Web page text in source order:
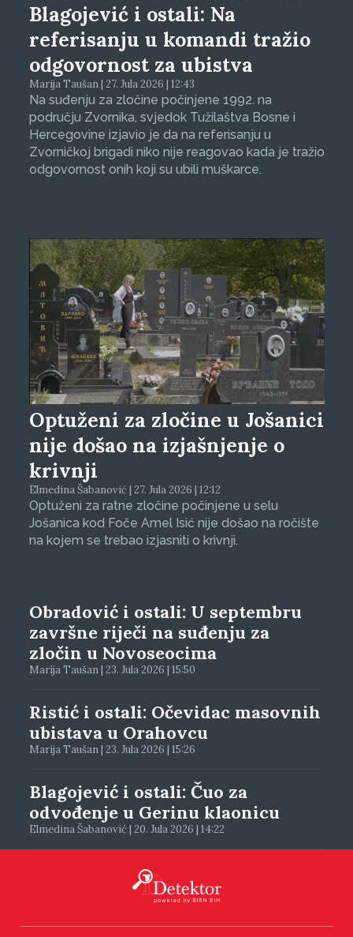
Blagojević i ostali: Na
referisanju u komandi tražio
odgovornost za ubistva
Marija Taušan | 27. Jula 2026 | 12:43
Na suđenju za zločine počinjene 1992. na
području Zvornika, svjedok Tužilaštva Bosne i
Hercegovine izjavio je da na referisanju u
Zvorničkoj brigadi niko nije reagovao kada je tražio
odgovornost onih koji su ubili muškarce.
Optuženi za zločine u Jošanici
nije došao na izjašnjenje o
krivnji
Elmedina Šabanović | 27. Jula 2026 | 12:12
Optuženi za ratne zločine počinjene u selu
Jošanica kod Foče Amel Isić nije došao na ročište
na kojem se trebao izjasniti o krivnji.
Obradović i ostali: U septembru
završne riječi na suđenju za
zločin u Novoseocima
Marija Taušan | 23. Jula 2026 | 15:50
Ristić i ostali: Očevidac masovnih
ubistava u Orahovcu
Marija Taušan | 23. Jula 2026 | 15:26
Blagojević i ostali: Čuo za
odvođenje u Gerinu klaonicu
Elmedina Šabanović | 20. Jula 2026 | 14:22